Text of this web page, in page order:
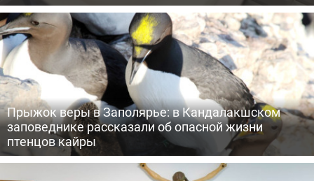
Прыжок веры в Заполярье: в Кандалакшском
заповеднике рассказали об опасной жизни
птенцов кайры